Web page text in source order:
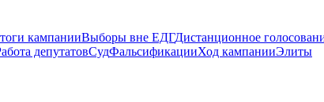
кампанииВыборы вне ЕДГДистанционное
депутатовСудФальсификацииХод кампанииЭлиты